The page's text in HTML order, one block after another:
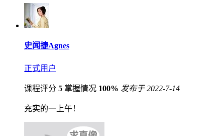
史闻捷Agnes
正式用户
课程评分 5 掌握情况 100% 发布于 2022-7-14
充实的一上午！